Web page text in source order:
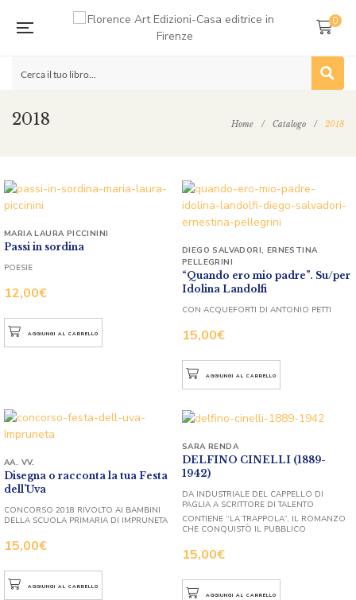
0
2018 Home / Catalogo / 2018
Passi in sordina
12,00€
MARIA LAURA PICCININI
POESIE
AGGIUNGI AL CARRELLO
“Quando ero mio padre”. Su/per
Idolina Landolfi
15,00€
DIEGO SALVADORI, ERNESTINA
PELLEGRINI
CON ACQUEFORTI DI ANTONIO PETTI
AGGIUNGI AL CARRELLO
Disegna o racconta la tua Festa
dell’Uva
15,00€
AA. VV.
CONCORSO 2018 RIVOLTO AI BAMBINI
DELLA SCUOLA PRIMARIA DI IMPRUNETA
AGGIUNGI AL CARRELLO
DELFINO CINELLI (1889-
1942)
15,00€
SARA RENDA
DA INDUSTRIALE DEL CAPPELLO DI
PAGLIA A SCRITTORE DI TALENTO
CONTIENE “LA TRAPPOLA”, IL ROMANZO
CHE CONQUISTÒ IL PUBBLICO
AGGIUNGI AL CARRELLO